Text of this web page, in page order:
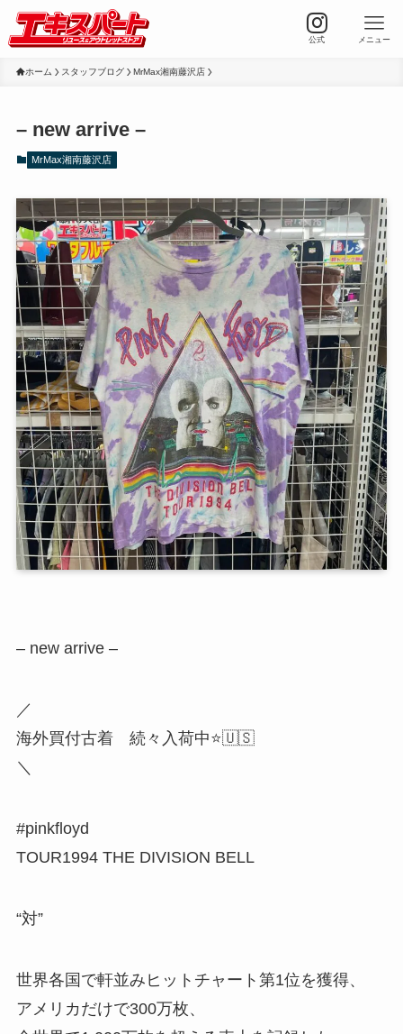
公式 メニュー
ホーム スタッフブログ MrMax湘南藤沢店
– new arrive –
MrMax湘南藤沢店
– new arrive –
／
海外買付古着 続々入荷中⭐️🇺🇸
＼
#pinkfloyd
TOUR1994 THE DIVISION BELL
“対”
世界各国で軒並みヒットチャート第1位を獲得、
アメリカだけで300万枚、